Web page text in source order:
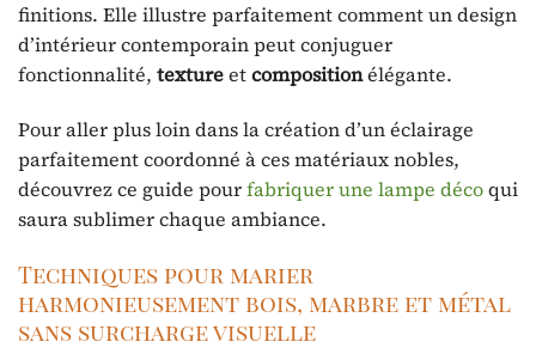
finitions. Elle illustre parfaitement comment un design
d’intérieur contemporain peut conjuguer
fonctionnalité, textureetcompositionélégante.
Pour aller plus loin dans la création d’un éclairage
parfaitement coordonné à ces matériaux nobles,
découvrez ce guide pourfabriquer une lampe décoqui
saura sublimer chaque ambiance.
Techniques pour marier
harmonieusement bois, marbre et métal
sans surcharge visuelle